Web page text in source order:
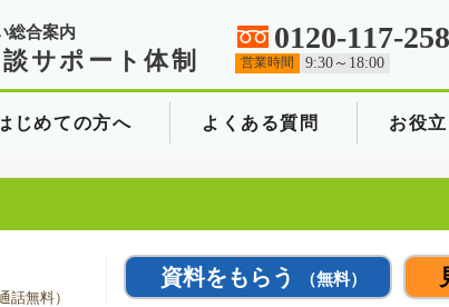
総合案内
サポート体制
0120-117-258
営業時間 9:30～18:00
じめての方へ よくある質問 お役
話無料）
資料をもらう （無料）